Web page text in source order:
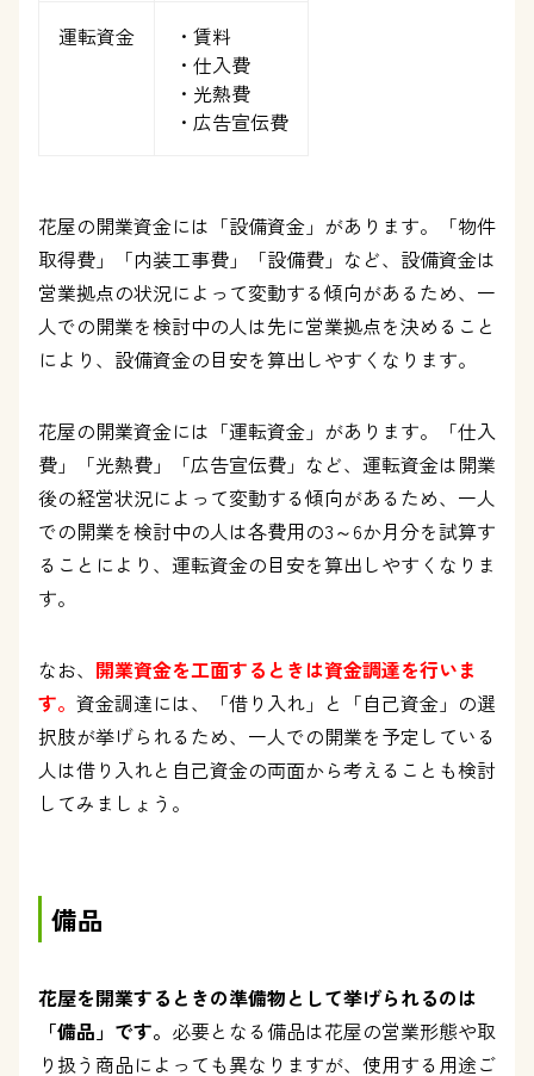
運転資金
・賃料
・仕入費
・光熱費
・広告宣伝費
花屋の開業資金には「設備資金」があります。「物件
取得費」「内装工事費」「設備費」など、設備資金は
営業拠点の状況によって変動する傾向があるため、一
人での開業を検討中の人は先に営業拠点を決めること
により、設備資金の目安を算出しやすくなります。
花屋の開業資金には「運転資金」があります。「仕入
費」「光熱費」「広告宣伝費」など、運転資金は開業
後の経営状況によって変動する傾向があるため、一人
での開業を検討中の人は各費用の3～6か月分を試算す
ることにより、運転資金の目安を算出しやすくなりま
す。
なお、 開業資金を工面するときは資金調達を行いま
す。 資金調達には、「借り入れ」と「自己資金」の選
択肢が挙げられるため、一人での開業を予定している
人は借り入れと自己資金の両面から考えることも検討
してみましょう。
備品
花屋を開業するときの準備物として挙げられるのは
「備品」です。 必要となる備品は花屋の営業形態や取
り扱う商品によっても異なりますが、使用する用途ご